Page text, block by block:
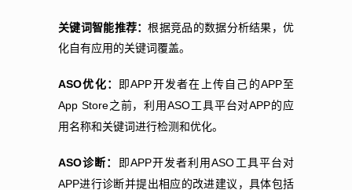
关键词智能推荐：根据竞品的数据分析结果，优
化自有应用的关键词覆盖。
ASO优化： 即APP开发者在上传自己的APP至
App Store之前，利用ASO工具平台对APP的应
用名称和关键词进行检测和优化。
ASO诊断： 即APP开发者利用ASO 工具平台对
APP进行诊断并提出相应的改进建议，具体包括